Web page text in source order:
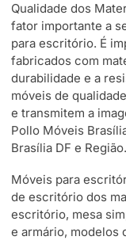
Qualidade dos
fator importante a
para escritório. É
fabricados com
durabilidade e a
móveis de
e transmitem a
Pollo Móveis
Brasília DF e Região.
Móveis para
de escritório dos
escritório, mesa
e armário, modelos